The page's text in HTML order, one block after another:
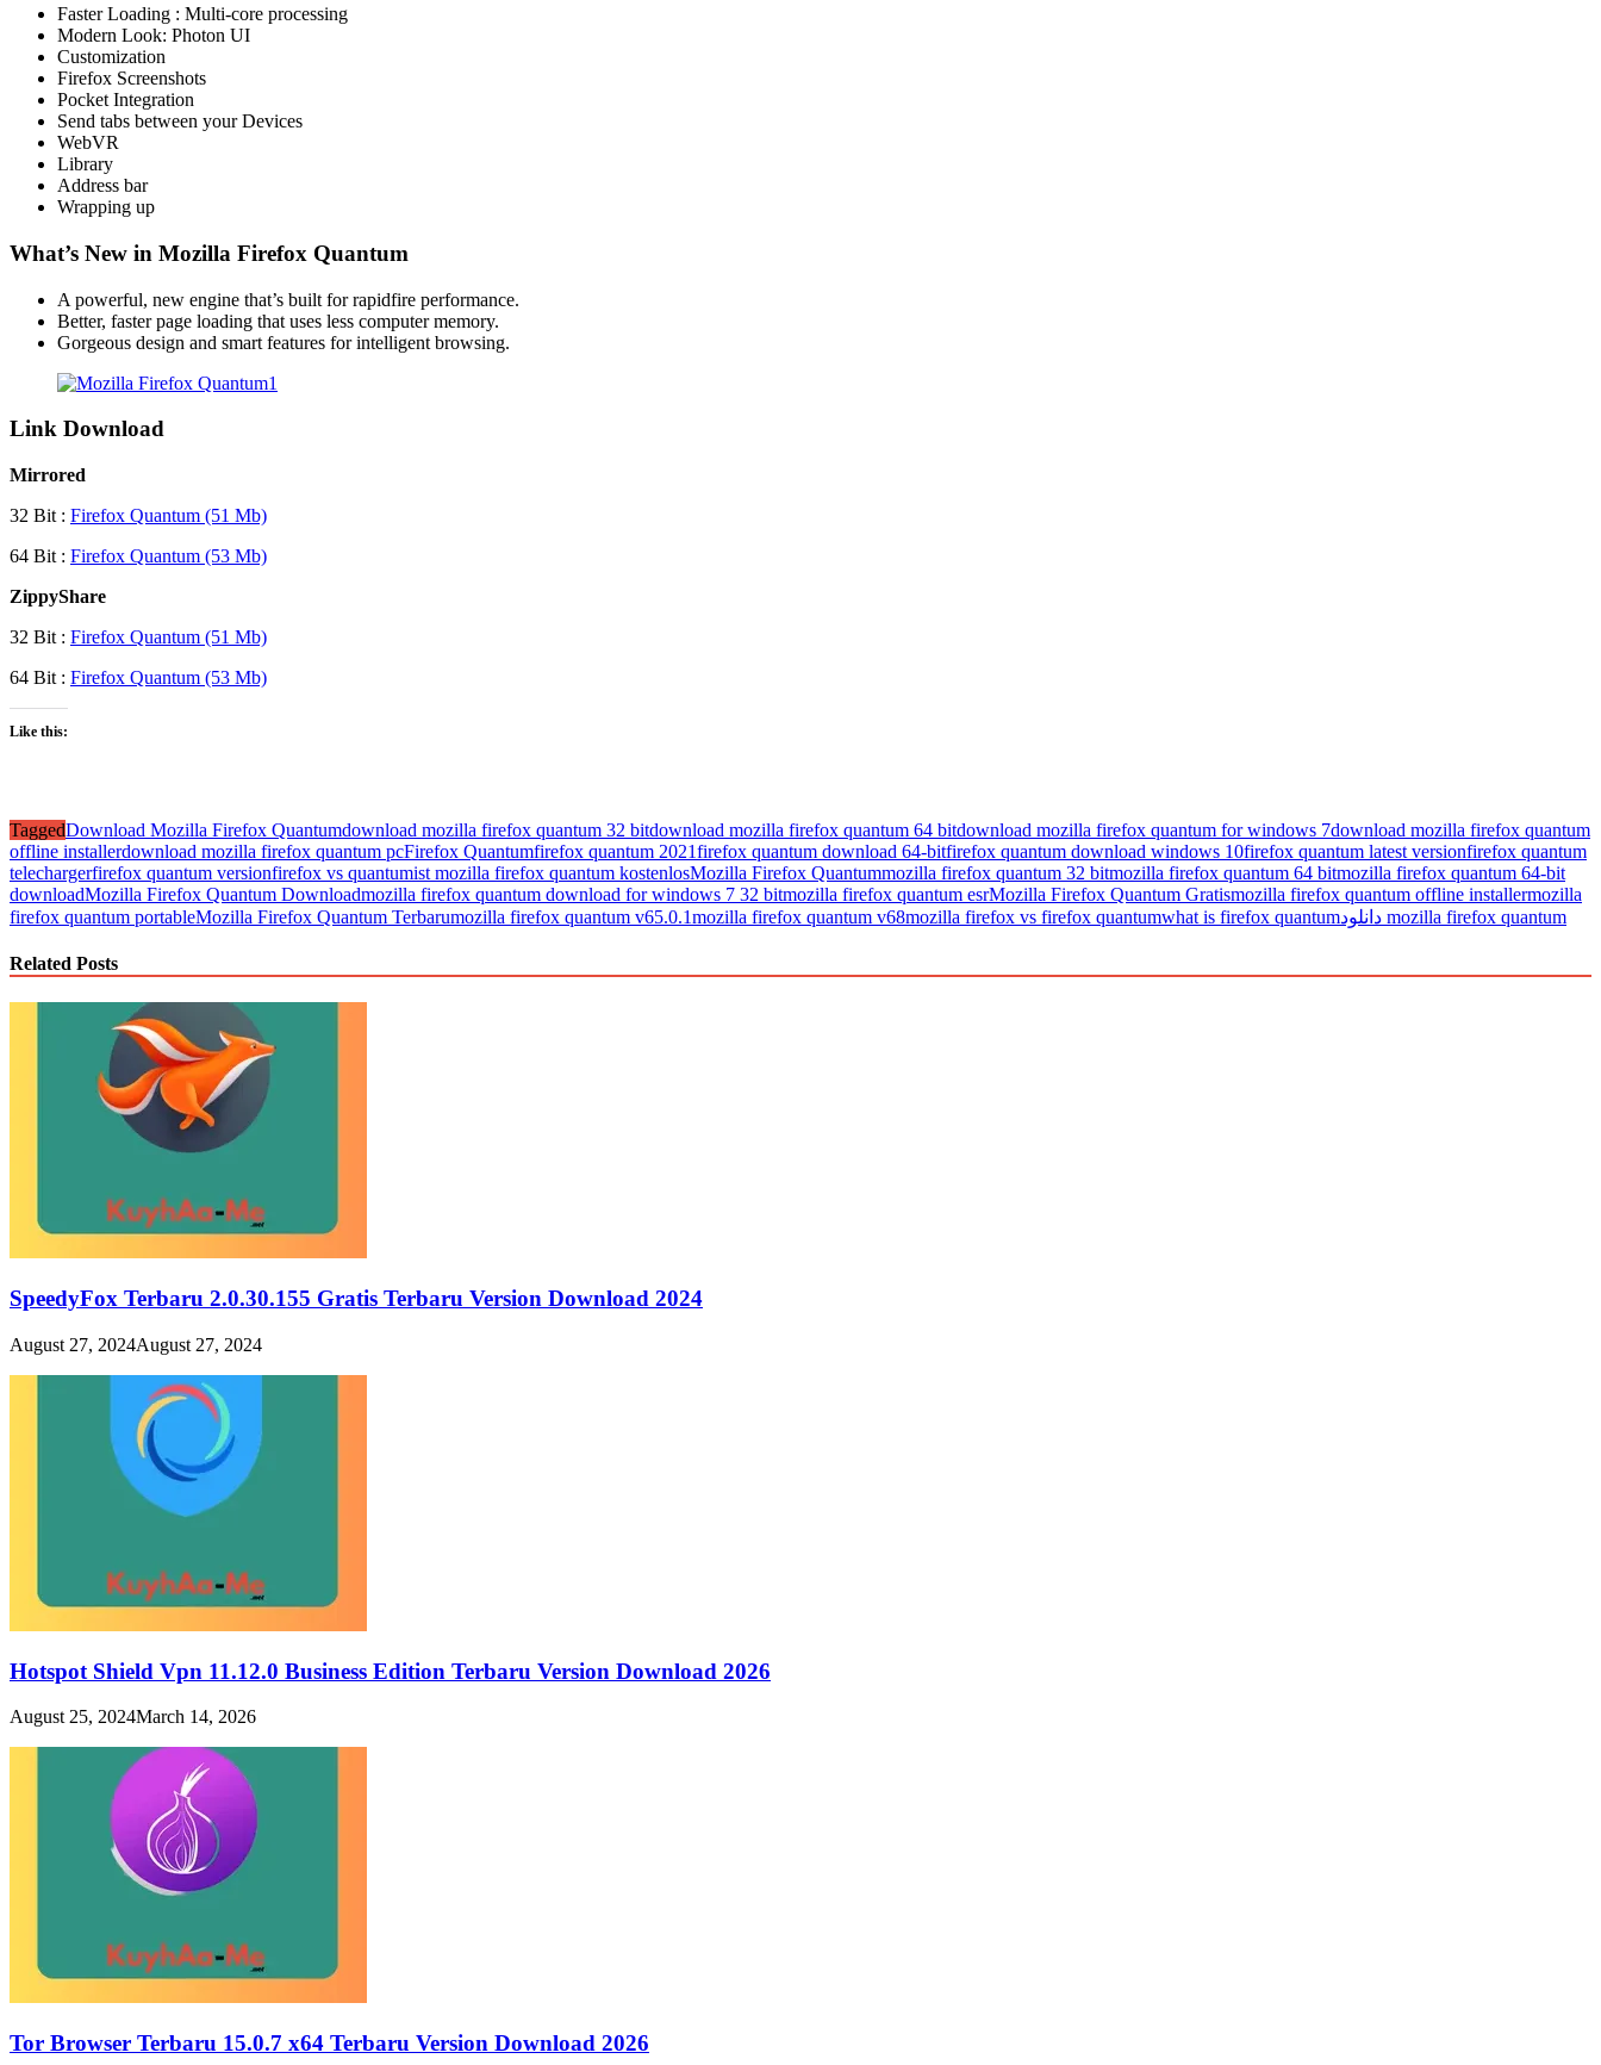
Faster Loading : Multi-core processing
Modern Look: Photon UI
Customization
Firefox Screenshots
Pocket Integration
Send tabs between your Devices
WebVR
Library
Address bar
Wrapping up
What’s New in Mozilla Firefox Quantum
A powerful, new engine that’s built for rapidfire performance.
Better, faster page loading that uses less computer memory.
Gorgeous design and smart features for intelligent browsing.
Link Download
Mirrored
32 Bit : Firefox Quantum (51 Mb)
64 Bit : Firefox Quantum (53 Mb)
ZippyShare
32 Bit : Firefox Quantum (51 Mb)
64 Bit : Firefox Quantum (53 Mb)
Like this:
TaggedDownload Mozilla Firefox Quantumdownload mozilla firefox quantum 32 bitdownload mozilla firefox quantum 64 bitdownload mozilla firefox quantum for windows 7download mozilla firefox quantum
offline installerdownload mozilla firefox quantum pcFirefox Quantumfirefox quantum 2021firefox quantum download 64-bitfirefox quantum download windows 10firefox quantum latest versionfirefox quantum
telechargerfirefox quantum versionfirefox vs quantumist mozilla firefox quantum kostenlosMozilla Firefox Quantummozilla firefox quantum 32 bitmozilla firefox quantum 64 bitmozilla firefox quantum 64-bit
downloadMozilla Firefox Quantum Downloadmozilla firefox quantum download for windows 7 32 bitmozilla firefox quantum esrMozilla Firefox Quantum Gratismozilla firefox quantum offline installermozilla
firefox quantum portableMozilla Firefox Quantum Terbarumozilla firefox quantum v65.0.1mozilla firefox quantum v68mozilla firefox vs firefox quantumwhat is firefox quantum دانلود mozilla firefox quantum
Related Posts
SpeedyFox Terbaru 2.0.30.155 Gratis Terbaru Version Download 2024
August 27, 2024August 27, 2024
Hotspot Shield Vpn 11.12.0 Business Edition Terbaru Version Download 2026
August 25, 2024March 14, 2026
Tor Browser Terbaru 15.0.7 x64 Terbaru Version Download 2026